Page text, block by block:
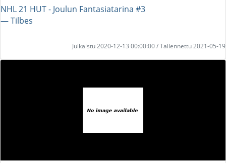
NHL 21 HUT - Joulun Fantasiatarina #3
― Tilbes
Julkaistu 2020-12-13 00:00:00 / Tallennettu 2021-05-19